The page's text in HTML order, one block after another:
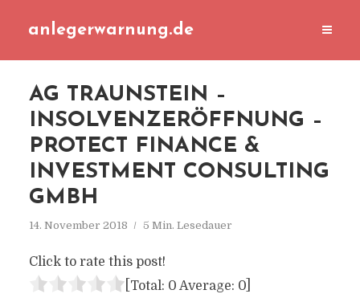
anlegerwarnung.de
AG TRAUNSTEIN –
INSOLVENZERÖFFNUNG –
PROTECT FINANCE &
INVESTMENT CONSULTING
GMBH
14. November 2018 5 Min. Lesedauer
Click to rate this post!
[Total: 0 Average: 0]